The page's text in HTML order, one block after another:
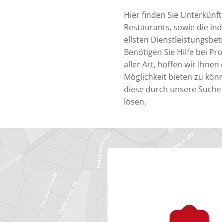
Hier finden Sie
Restaurants, sowie die
ellsten
Benötigen Sie Hilfe bei
aller Art, hoffen wir Ihnen
Möglichkeit bieten zu
diese durch unsere
lösen.